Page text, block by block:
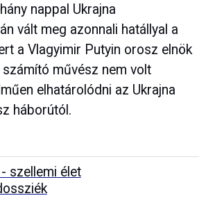
nappal Ukrajna
vált meg azonnali hatállyal a
a Vlagyimir Putyin orosz elnök
művész nem volt
elhatárolódni az Ukrajna
háborútól.
szellemi élet